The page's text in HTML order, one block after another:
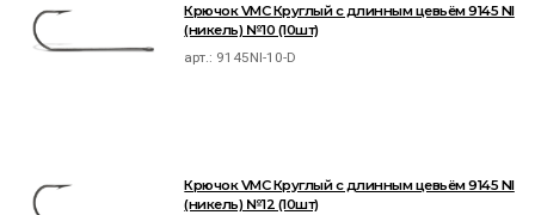
Крючок VMC Круглый с длинным цевьём 9145 NI
(никель) №10 (10шт)
арт.: 9145NI-10-D
Крючок VMC Круглый с длинным цевьём 9145 NI
(никель) №12 (10шт)